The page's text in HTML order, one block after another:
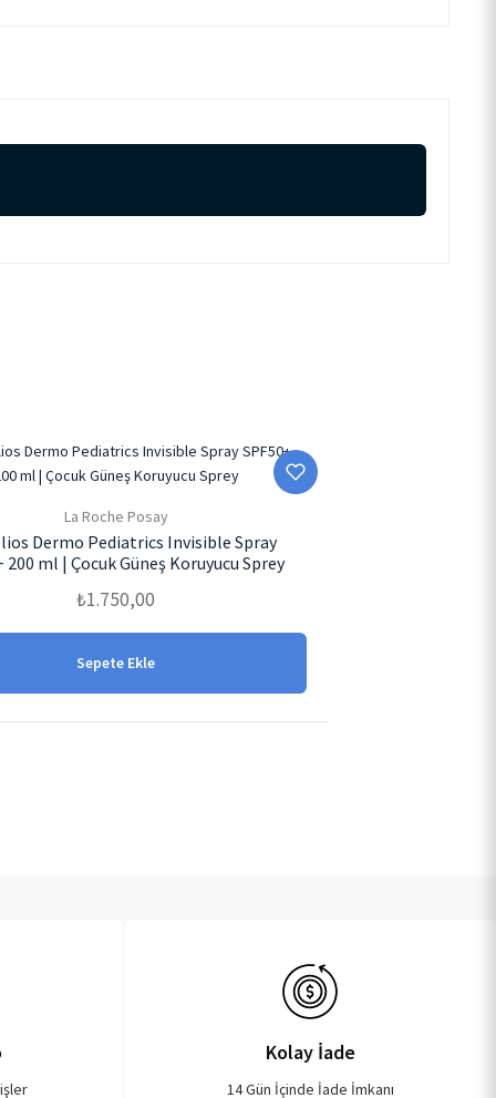
La Roche Posay
Dermo Pediatrics Invisible Spray
200 ml | Çocuk Güneş Koruyucu Sprey
₺1.750,00
Sepete Ekle
Kolay İade
14 Gün İçinde İade İmkanı